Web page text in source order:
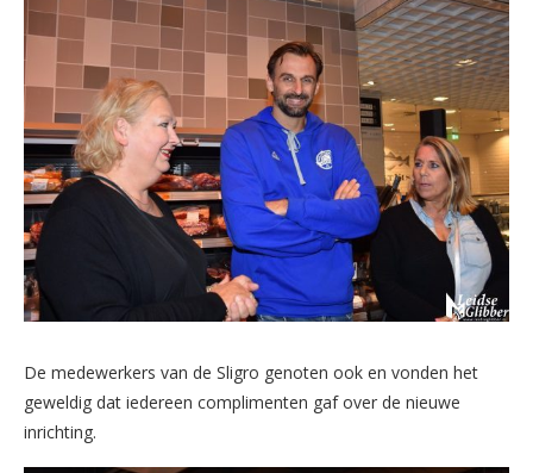
De medewerkers van de Sligro genoten ook en vonden het
geweldig dat iedereen complimenten gaf over de nieuwe
inrichting.